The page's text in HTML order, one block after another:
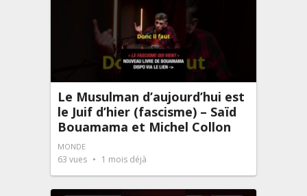
Le Musulman d’aujourd’hui est
le Juif d’hier (fascisme) – Saïd
Bouamama et Michel Collon
MONDE
63 vues 1 mois déjà